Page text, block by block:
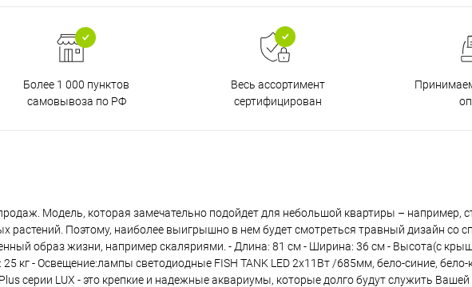
Более 1 000 пунктов
самовывоза по РФ
Весь ассортимент
сертифицирован
Модель, которая замечательно подойдет для небольшой квартиры – например,
растений. Поэтому, наиболее выигрышно в нем будет смотреться травный дизайн со
образ жизни, например скаляриями. - Длина: 81 см - Ширина: 36 см - Высота(с
кг - Освещение:лампы светодиодные FISH TANK LED 2х11Вт /685мм, бело-синие,
серии LUX - это крепкие и надежные аквариумы, которые долго будут служить